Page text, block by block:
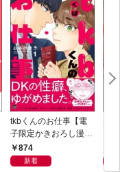
tkbくんのお仕事【電
子限定かきおろし漫画
付】 （1）
874
新着